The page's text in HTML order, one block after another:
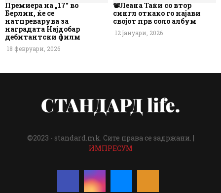
Премиера на „17“ во
Берлин, ќе се
натпреварува за
наградата Најдобар
дебитантски филм
18 февруари, 2026
📽️Леана Таќи со втор
сингл откако го најави
својот прв соло албум
12 јануари, 2026
©2023 - standard.mk. Сите права се задржани. |
ИМПРЕСУМ